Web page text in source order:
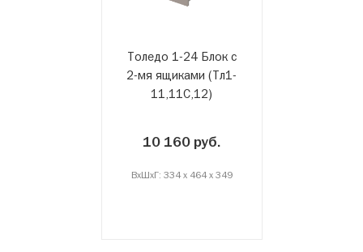
Толедо 1-24 Блок с
2-мя ящиками (Тл1-
11,11С,12)
10 160 руб.
ВxШxГ: 334 x 464 x 349